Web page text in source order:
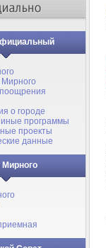
о городе
программы
проекты
данные
Мирного